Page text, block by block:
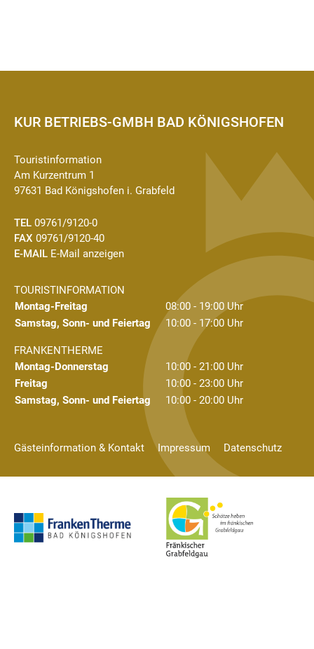
KUR BETRIEBS-GMBH BAD KÖNIGSHOFEN
Touristinformation
Am Kurzentrum 1
97631 Bad Königshofen i. Grabfeld
TEL 09761/9120-0
FAX 09761/9120-40
E-MAIL E-Mail anzeigen
TOURISTINFORMATION
Montag-Freitag
08:00 - 19:00 Uhr
Samstag, Sonn- und Feiertag
10:00 - 17:00 Uhr
FRANKENTHERME
Montag-Donnerstag
10:00 - 21:00 Uhr
Freitag
10:00 - 23:00 Uhr
Samstag, Sonn- und Feiertag
10:00 - 20:00 Uhr
Gästeinformation & Kontakt Impressum Datenschutz